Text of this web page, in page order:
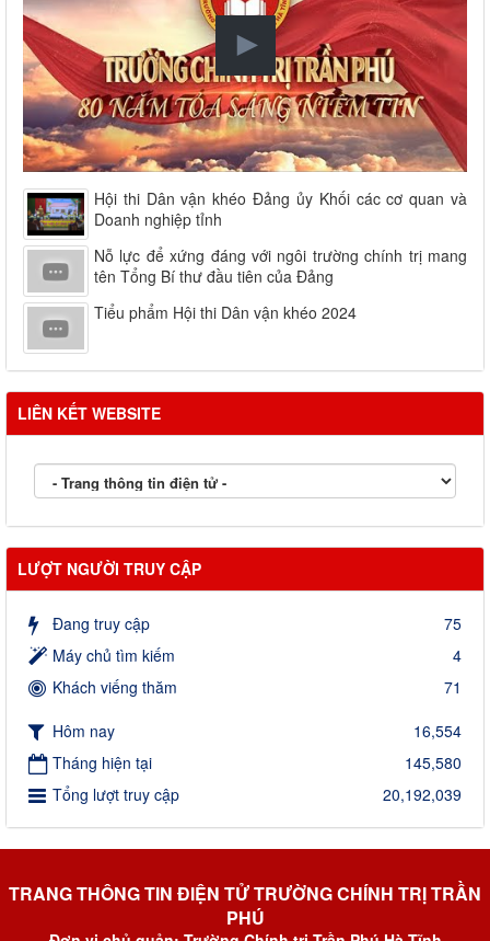
Hội thi Dân vận khéo Đảng ủy Khối các cơ quan và
Doanh nghiệp tỉnh
Nỗ lực để xứng đáng với ngôi trường chính trị mang
tên Tổng Bí thư đầu tiên của Đảng
Tiểu phẩm Hội thi Dân vận khéo 2024
LIÊN KẾT WEBSITE
LƯỢT NGƯỜI TRUY CẬP
Đang truy cập
75
Máy chủ tìm kiếm
4
Khách viếng thăm
71
Hôm nay
16,554
Tháng hiện tại
145,580
Tổng lượt truy cập
20,192,039
TRANG THÔNG TIN ĐIỆN TỬ TRƯỜNG CHÍNH TRỊ TRẦN
PHÚ